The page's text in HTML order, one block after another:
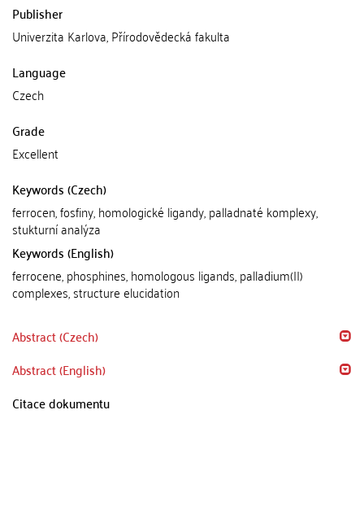
Publisher
Univerzita Karlova, Přírodovědecká fakulta
Language
Czech
Grade
Excellent
Keywords (Czech)
ferrocen, fosfiny, homologické ligandy, palladnaté komplexy,
stukturní analýza
Keywords (English)
ferrocene, phosphines, homologous ligands, palladium(II)
complexes, structure elucidation
Abstract (Czech)
Abstract (English)
Citace dokumentu